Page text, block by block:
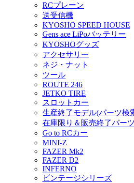
RCプレーン
送受信機
KYOSHO SPEED HOUSE
Gens ace LiPoバッテリー
KYOSHOグッズ
アクセサリー
ネジ・ナット
ツール
ROUTE 246
JETKO TIRE
スロットカー
生産終了モデル(パーツ検
在庫限り＆販売終了パーツ
Go to RCカー
MINI-Z
FAZER Mk2
FAZER D2
INFERNO
ビンテージシリーズ